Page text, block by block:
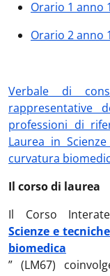
Orario 1 anno
Orario 2 anno
Verbale di
rappresentative
professioni di
Laurea in
curvatura
Il corso di laurea
Il Corso
Scienze e
biomedica
” (LM67)